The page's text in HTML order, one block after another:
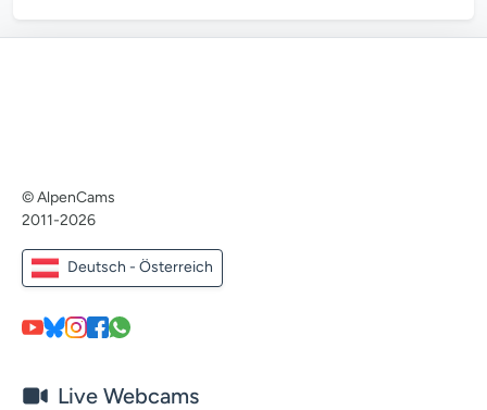
© AlpenCams
2011-2026
Deutsch - Österreich
Live Webcams